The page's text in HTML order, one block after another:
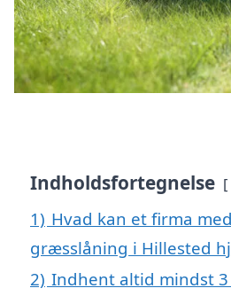
Indholdsfortegnelse
1) Hvad kan et firma
græsslåning i Hillested
2) Indhent altid mindst